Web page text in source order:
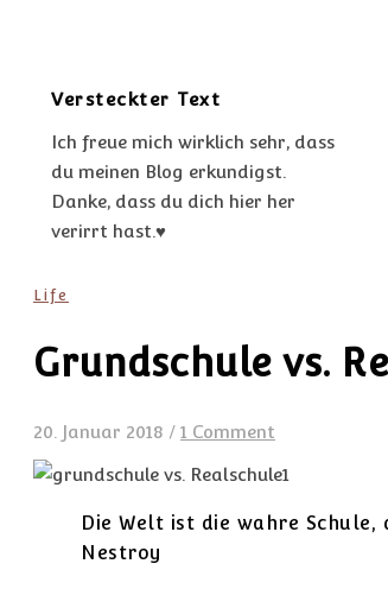
Versteckter Text
Ich freue mich wirklich sehr, dass
du meinen Blog erkundigst.
Danke, dass du dich hier her
verirrt hast.♥
Life
Grundschule vs.
20. Januar 2018 / 1 Comment
Die Welt ist die wahre
Nestroy